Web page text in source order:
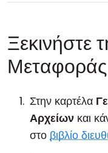
Ξεκινήστε
Στην καρτέλα
Αρχείων και
στο βιβλίο